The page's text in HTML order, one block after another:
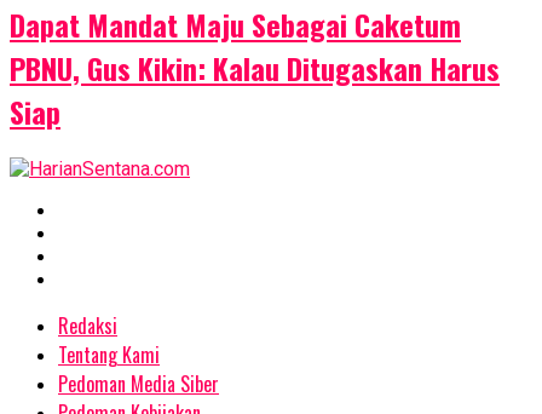
Dapat Mandat Maju Sebagai Caketum
PBNU, Gus Kikin: Kalau Ditugaskan Harus
Siap
Redaksi
Tentang Kami
Pedoman Media Siber